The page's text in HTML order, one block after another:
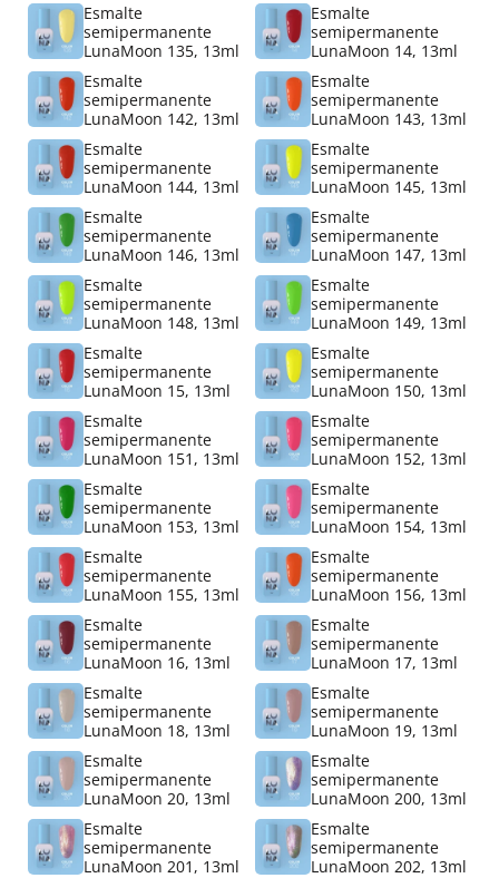
Esmalte
semipermanente
LunaMoon 135, 13ml
Esmalte
semipermanente
LunaMoon 14, 13ml
Esmalte
semipermanente
LunaMoon 142, 13ml
Esmalte
semipermanente
LunaMoon 143, 13ml
Esmalte
semipermanente
LunaMoon 144, 13ml
Esmalte
semipermanente
LunaMoon 145, 13ml
Esmalte
semipermanente
LunaMoon 146, 13ml
Esmalte
semipermanente
LunaMoon 147, 13ml
Esmalte
semipermanente
LunaMoon 148, 13ml
Esmalte
semipermanente
LunaMoon 149, 13ml
Esmalte
semipermanente
LunaMoon 15, 13ml
Esmalte
semipermanente
LunaMoon 150, 13ml
Esmalte
semipermanente
LunaMoon 151, 13ml
Esmalte
semipermanente
LunaMoon 152, 13ml
Esmalte
semipermanente
LunaMoon 153, 13ml
Esmalte
semipermanente
LunaMoon 154, 13ml
Esmalte
semipermanente
LunaMoon 155, 13ml
Esmalte
semipermanente
LunaMoon 156, 13ml
Esmalte
semipermanente
LunaMoon 16, 13ml
Esmalte
semipermanente
LunaMoon 17, 13ml
Esmalte
semipermanente
LunaMoon 18, 13ml
Esmalte
semipermanente
LunaMoon 19, 13ml
Esmalte
semipermanente
LunaMoon 20, 13ml
Esmalte
semipermanente
LunaMoon 200, 13ml
Esmalte
semipermanente
LunaMoon 201, 13ml
Esmalte
semipermanente
LunaMoon 202, 13ml